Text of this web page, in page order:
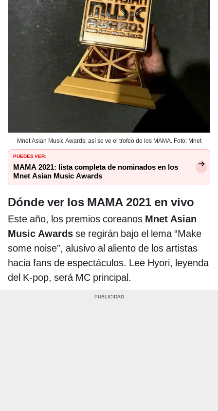
Mnet Asian Music Awards: así se ve el trofeo de los MAMA. Foto: Mnet
PUEDES VER:
MAMA 2021: lista completa de nominados en los
Mnet Asian Music Awards
Dónde ver los MAMA 2021 en vivo
Este año, los premios coreanos Mnet Asian
Music Awards se regirán bajo el lema “Make
some noise”, alusivo al aliento de los artistas
hacia fans de espectáculos. Lee Hyori, leyenda
del K-pop, será MC principal.